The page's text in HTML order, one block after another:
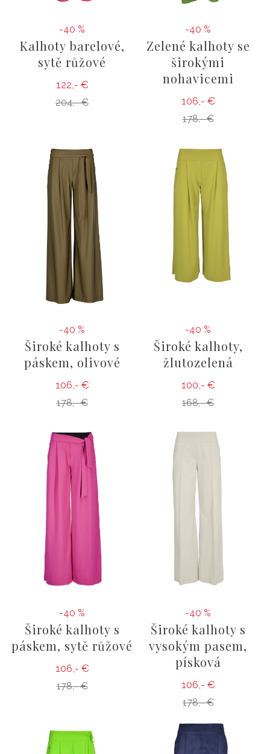
-40 %
Kalhoty barelové,
sytě růžové
122,- €
204,- €
-40 %
Zelené kalhoty se
širokými
nohavicemi
106,- €
178,- €
-40 %
Široké kalhoty s
páskem, olivové
106,- €
178,- €
-40 %
Široké kalhoty,
žlutozelená
100,- €
168,- €
-40 %
Široké kalhoty s
páskem, sytě růžové
106,- €
178,- €
-40 %
Široké kalhoty s
vysokým pasem,
písková
106,- €
178,- €